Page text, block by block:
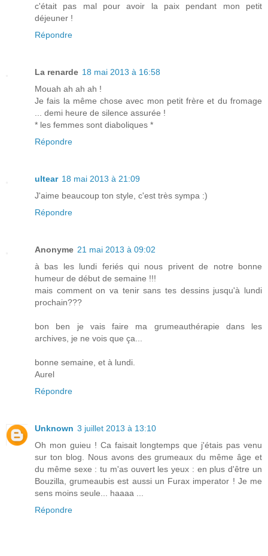
c'était pas mal pour avoir la paix pendant mon petit
déjeuner !
Répondre
La renarde 18 mai 2013 à 16:58
Mouah ah ah ah !
Je fais la même chose avec mon petit frère et du fromage
... demi heure de silence assurée !
* les femmes sont diaboliques *
Répondre
ultear 18 mai 2013 à 21:09
J'aime beaucoup ton style, c'est très sympa :)
Répondre
Anonyme 21 mai 2013 à 09:02
à bas les lundi feriés qui nous privent de notre bonne
humeur de début de semaine !!!
mais comment on va tenir sans tes dessins jusqu'à lundi
prochain???
bon ben je vais faire ma grumeauthérapie dans les
archives, je ne vois que ça...
bonne semaine, et à lundi.
Aurel
Répondre
Unknown 3 juillet 2013 à 13:10
Oh mon guieu ! Ca faisait longtemps que j'étais pas venu
sur ton blog. Nous avons des grumeaux du même âge et
du même sexe : tu m'as ouvert les yeux : en plus d'être un
Bouzilla, grumeaubis est aussi un Furax imperator ! Je me
sens moins seule... haaaa ...
Répondre